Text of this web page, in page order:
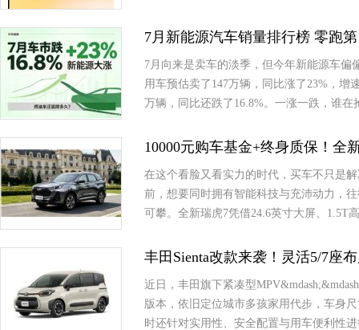
7月新能源汽车销量排行榜 零跑
7月向来是卖车的淡季，但今年新能源车
用车预估卖了147万辆，同比涨了23%，增
万辆，同比还跌了16.8%。一涨一跌，谁
10000元购车基金+终身质保！全
在这个看脸又看实力的时代，买车不只是
前，想要同时拥有智能科技与充沛动力，
可攀。全新瑞虎7凭借24.6英寸大屏、1.5T
丰田Sienta改款来袭！灵活5/7座
近日，丰田旗下紧凑型
版本，依旧定位城市多孩家用代步，车身
时还针对实用性、安全配置与用车便利性